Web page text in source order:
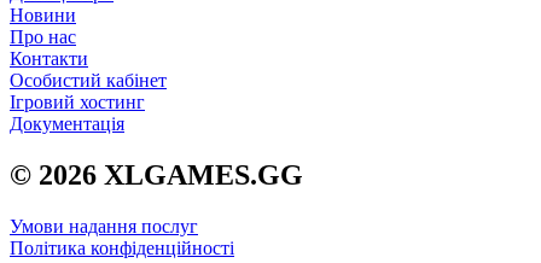
Новини
Про нас
Контакти
Особистий кабінет
Ігровий хостинг
Документація
© 2026 XLGAMES.GG
Умови надання послуг
Політика конфіденційності